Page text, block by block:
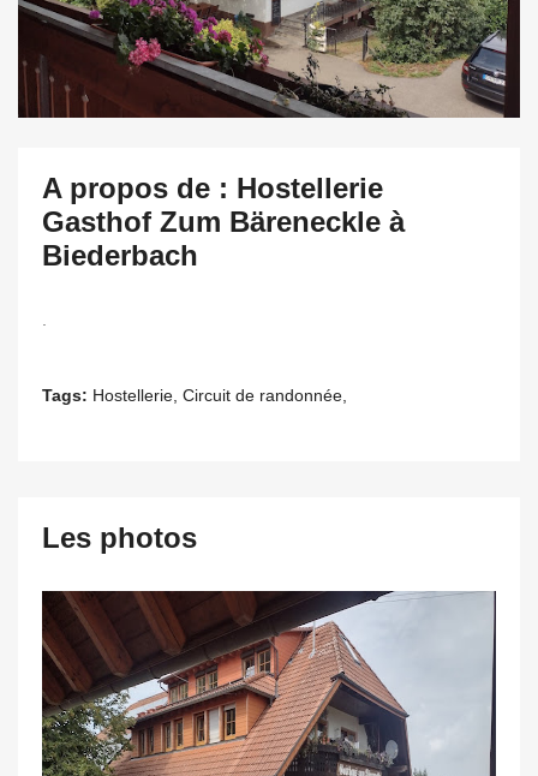
A propos de : Hostellerie
Gasthof Zum Bäreneckle à
Biederbach
Tags: Hostellerie, Circuit de randonnée,
Les photos